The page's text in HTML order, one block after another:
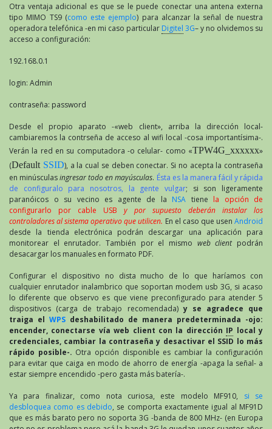
Otra ventaja adicional es que se le puede conectar una antena externa
tipo MIMO TS9 (como este ejemplo) para alcanzar la señal de nuestra
operadora telefónica -en mi caso particular Digitel 3G– y no olvidemos su
acceso a configuración:
192.168.0.1
login: Admin
contraseña: password
Desde el propio aparato -«web client», arriba la dirección local-
cambiaremos la contrseña de acceso al wifi local -cosa importantísima-.
Verán la red en su computadora -o celular- como «TPW4G_xxxxxx»
(Default SSID), a la cual se deben conectar. Si no acepta la contraseña
en minúsculasingresar todo en mayúsculas. Ésta es la manera fácil y rápida
de configuralo para nosotros, la gente vulgar; si son ligeramente
paranóicos o su vecino es agente de la NSA tiene la opción de
configurarlo por cable USB y por supuesto deberán instalar los
controladores al sistema operativo que utilicen. En el caso que usenAndroid
desde la tienda electrónica podrán descargar una aplicación para
monitorear el enrutador. También por el mismo web client podrán
desacargar los manuales en formato PDF.
Configurar el dispositivo no dista mucho de lo que haríamos con
cualquier enrutador inalambrico que soportan modem usb 3G, si acaso
lo diferente que observo es que viene preconfigurado para atender 5
dispositivos (carga de trabajo recomendada)y se agradece que
traiga el WPS deshabilitado de manera predeterminada -ojo:
encender, conectarse vía web client con la dirección IP local y
credenciales, cambiar la contraseña y desactivar el SSID lo más
rápido posible-. Otra opción disponible es cambiar la configuración
para evitar que caiga en modo de ahorro de energía -apaga la señal- a
estar siempre encendido -pero gasta más batería-.
Ya para finalizar, como nota curiosa, este modelo MF910, si se
desbloquea como es debido, se comporta exactamente igual al MF91D
que es más barato pero no soporta 3G -banda de 800 MHz- (en Europa